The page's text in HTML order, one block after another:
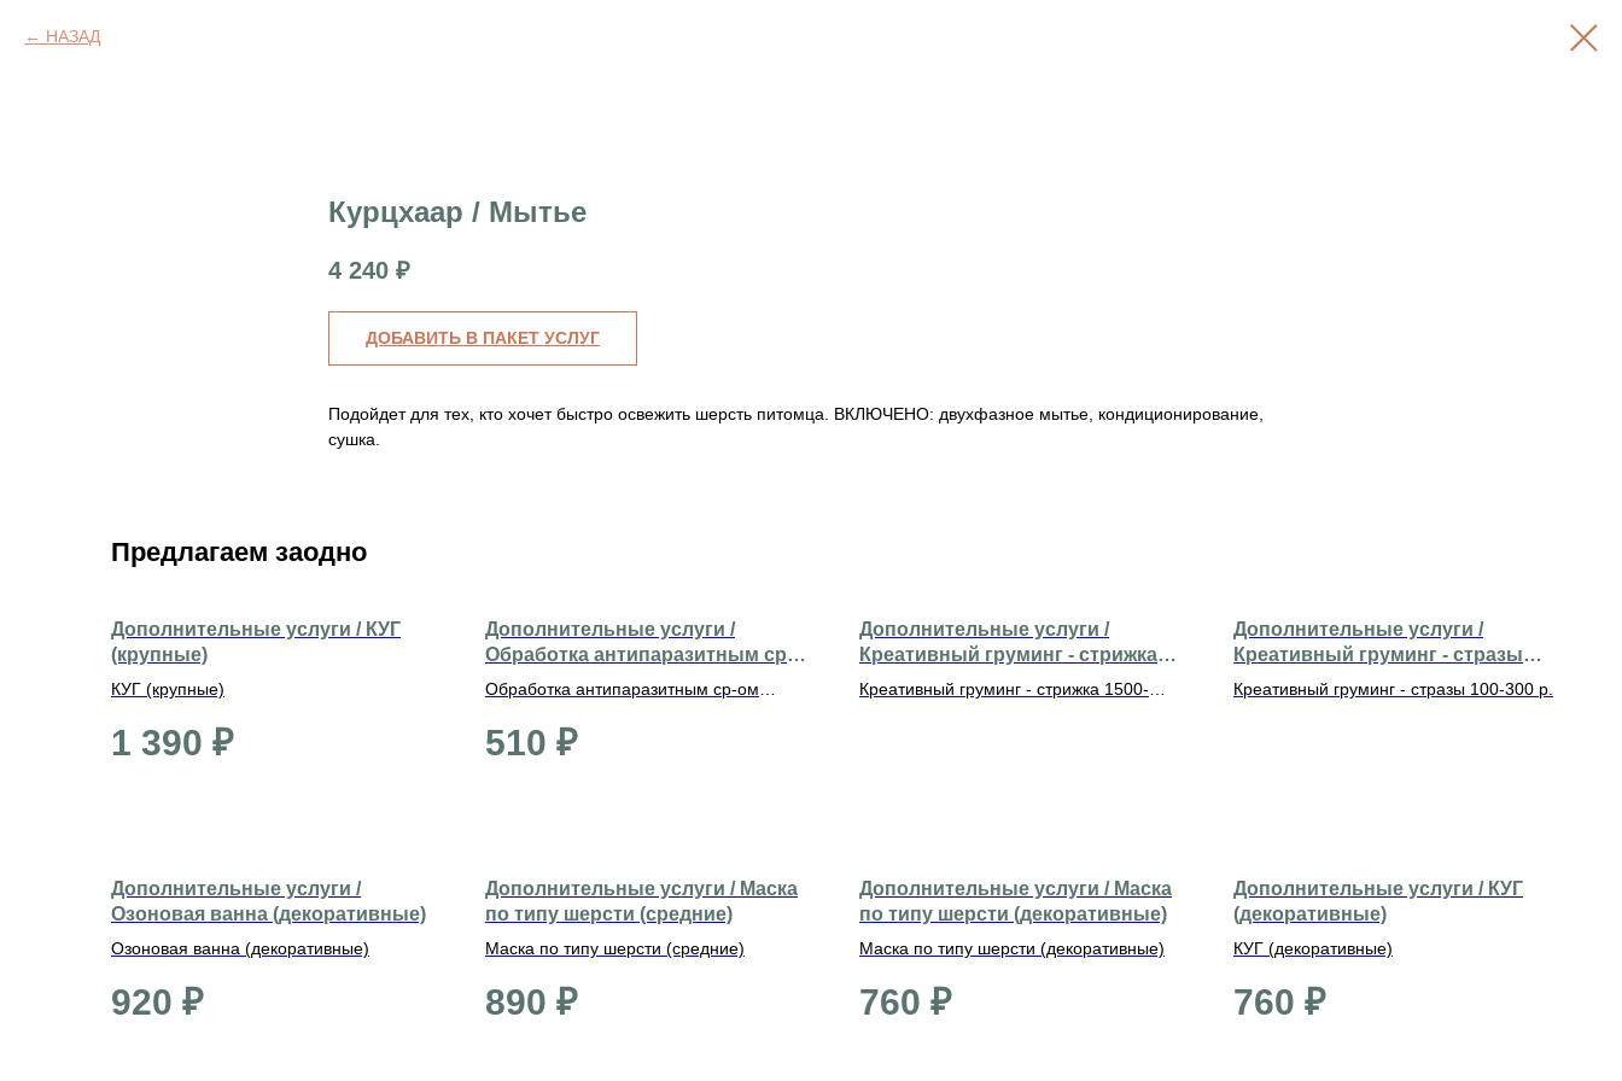
НАЗАД
Курцхаар / Мытье
4 240 ₽
ДОБАВИТЬ В ПАКЕТ УСЛУГ
Подойдет для тех, кто хочет быстро освежить шерсть питомца. ВКЛЮЧЕНО: двухфазное мытье, кондиционирование,
сушка.
Предлагаем заодно
Дополнительные услуги / КУГ
(крупные)
КУГ (крупные)
1 390 ₽
Дополнительные услуги /
Обработка антипаразитным ср-
ом (средние)
Обработка антипаразитным ср-ом
510 ₽
Дополнительные услуги /
Креативный груминг - стрижка
1500-2500 р.
Креативный груминг - стрижка 1500-
Дополнительные услуги /
Креативный груминг - стразы
100-300 р.
Креативный груминг - стразы 100-300 р.
Дополнительные услуги /
Озоновая ванна (декоративные)
Озоновая ванна (декоративные)
920 ₽
Дополнительные услуги / Маска
по типу шерсти (средние)
Маска по типу шерсти (средние)
890 ₽
Дополнительные услуги / Маска
по типу шерсти (декоративные)
Маска по типу шерсти (декоративные)
760 ₽
Дополнительные услуги / КУГ
(декоративные)
КУГ (декоративные)
760 ₽